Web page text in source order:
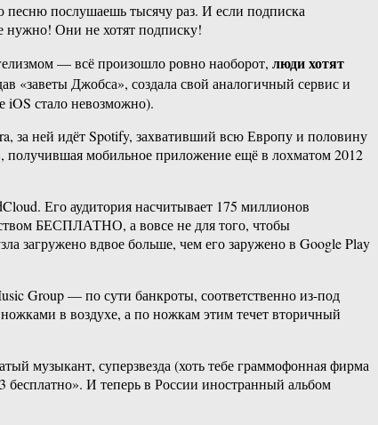
послушаешь тысячу раз. И если подписка
нужно! Они не хотят подписку!
— всё произошло ровно наоборот, люди хотят
«заветы Джобса», создала свой аналогичный сервис и
iOS стало невозможно).
за ней идёт Spotify, захвативший всю Европу и половину
мобильное приложение ещё в лохматом 2012
Его аудитория насчитывает 175 миллионов
БЕСПЛАТНО, а вовсе не для того, чтобы
загружено вдвое больше, чем его заружено в Google Play
Group — по сути банкроты, соответственно из-под
в воздухе, а по ножкам этим течет вторичный
музыкант, суперзвезда (хоть тебе граммофонная фирма
И теперь в России иностранный альбом